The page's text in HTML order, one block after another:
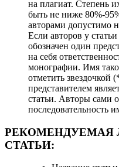
на плагиат. Степень
быть не ниже 80%-
авторами допустимо
Если авторов у
обозначен один
на себя
монографии. Имя
отметить
представителем
статьи. Авторы сами
последовательность
РЕКОМЕНДУЕМАЯ
СТАТЬИ: